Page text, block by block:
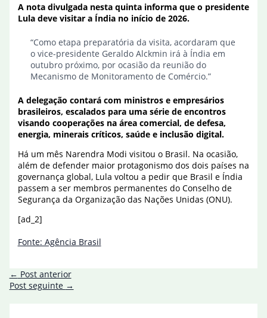
A nota divulgada nesta quinta informa que o presidente
Lula deve visitar a Índia no início de 2026.
“Como etapa preparatória da visita, acordaram que
o vice-presidente Geraldo Alckmin irá à Índia em
outubro próximo, por ocasião da reunião do
Mecanismo de Monitoramento de Comércio.”
A delegação contará com ministros e empresários
brasileiros, escalados para uma série de encontros
visando cooperações na área comercial, de defesa,
energia, minerais críticos, saúde e inclusão digital.
Há um mês Narendra Modi visitou o Brasil. Na ocasião,
além de defender maior protagonismo dos dois países na
governança global, Lula voltou a pedir que Brasil e Índia
passem a ser membros permanentes do Conselho de
Segurança da Organização das Nações Unidas (ONU).
[ad_2]
Fonte: Agência Brasil
← Post anterior
Post seguinte →